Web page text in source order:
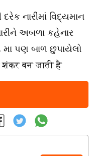
નારીમાં વિદ્યમાન
અબળા કહેનાર
પણ બાળ છુપાયેલો
शंकर बन जाती है